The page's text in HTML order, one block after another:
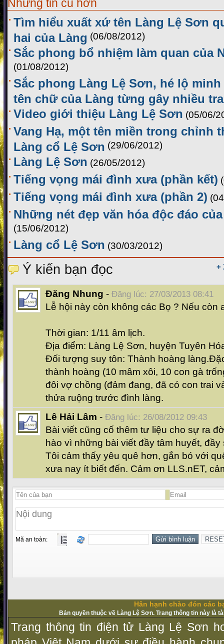
Những tin cũ hơn
Tìm hiểu xuất xứ tên Làng Lệ Sơn
hai của Làng (06/08/2012)
Sắc phong bổ nhiệm làm quan của
(01/08/2012)
Sắc phong Làng Lệ Sơn, hé lộ
tên chữ của Làng từng gây nhiều
Video giới thiệu Làng Lệ Sơn (05/06/
Vang Hạ, một tên miền trong chỉnh
Làng cổ Lệ Sơn (29/06/2012)
Làng Lệ Sơn (26/05/2012)
Tiếng vọng mái đình xưa (phần kết)
Tiếng vọng mái đình xưa (phần 2)
Những nét đẹp văn hóa độc đáo
(15/06/2012)
Làng cổ Lệ Sơn (30/03/2012)
+
Ý kiến bạn đọc
Đăng Nhung - Đăng lúc: 27/03/2013 08:41
Lễ hội này còn không các Bọ ? Nếu còn
Thời gian: 1/11 âm lịch.
Địa điểm: Làng Lệ Sơn, huyện Tuyên
Đối tượng suy tôn: Thành hoàng
thành hoàng (10 mâm xôi, 10 con gà
đôi vợ chồng (đảm đang, đã có con trai
thửa ruộng trước đình làng.
Lê Hải Lâm - Đăng lúc: 26/08/2012 09:43
Bài viết cũng cố thêm tư liệu cho sự ra
hào vì những bài viết đầy tâm huyết,
Tôi cảm thấy yêu quê hơn, gắn bó với
xưa nay ít biết đến. Cảm ơn LLS.nET,
Mã an toàn:
Hân hạnh chào đón các
Bản quyền thuộc về Làng Lệ Sơn. Trang thông tin này là
Trang thông tin điện tử Làng Lệ Sơn